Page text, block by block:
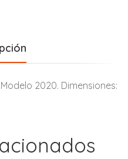
2020. Dimensiones: